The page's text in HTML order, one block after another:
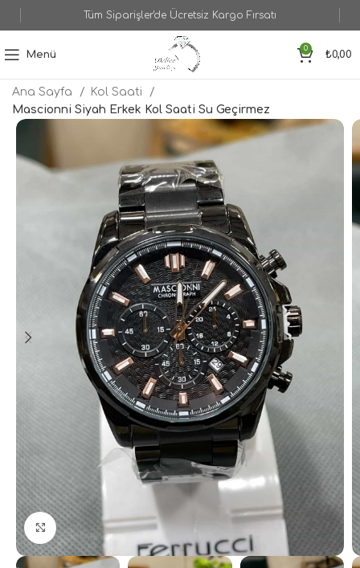
Tüm Siparişler'de Ücretsiz Kargo Fırsatı
Menü
0
₺0,00
Ana Sayfa
Kol Saati
Mascionni Siyah Erkek Kol Saati Su Geçirmez
Büyütmek için tıklayın